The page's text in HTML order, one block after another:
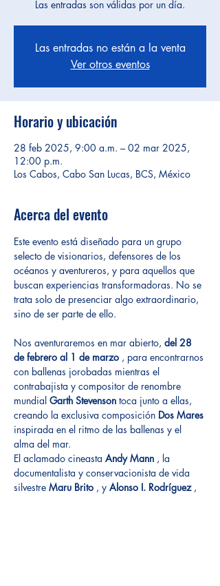
Las entradas son válidas por un día.
Las entradas no están a la venta
Ver otros eventos
Horario y ubicación
28 feb 2025, 9:00 a.m. – 02 mar 2025,
12:00 p.m.
Los Cabos, Cabo San Lucas, BCS, México
Acerca del evento
Este evento está diseñado para un grupo
selecto de visionarios, defensores de los
océanos y aventureros, y para aquellos que
buscan experiencias transformadoras. No se
trata solo de presenciar algo extraordinario,
sino de ser parte de ello.
Nos aventuraremos en mar abierto, del 28
de febrero al 1 de marzo , para encontrarnos
con ballenas jorobadas mientras el
contrabajista y compositor de renombre
mundial Garth Stevenson toca junto a ellas,
creando la exclusiva composición Dos Mares
inspirada en el ritmo de las ballenas y el
alma del mar.
El aclamado cineasta Andy Mann , la
documentalista y conservacionista de vida
silvestre Maru Brito , y Alonso I. Rodríguez ,